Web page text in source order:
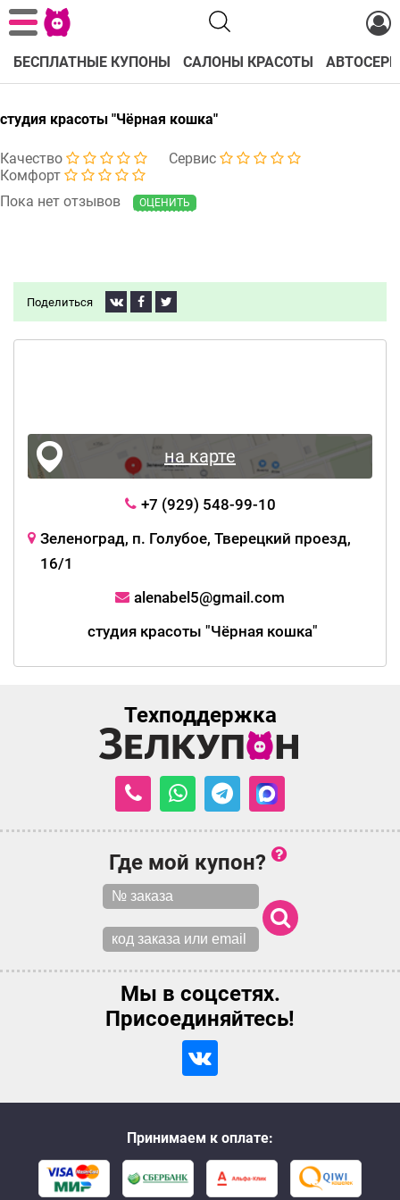
БЕСПЛАТНЫЕ КУПОНЫ САЛОНЫ КРАСОТЫ
студия красоты "Чёрная кошка"
Качество
Сервис
Комфорт
Пока нет отзывов
ОЦЕНИТЬ
Поделиться
на карте
+7 (929) 548-99-10
Зеленоград, п. Голубое, Тверецкий проезд,
16/1
alenabel5@gmail.com
студия красоты "Чёрная кошка"
Техподдержка
Где мой купон?
Мы в соцсетях.
Присоединяйтесь!
Принимаем к оплате: